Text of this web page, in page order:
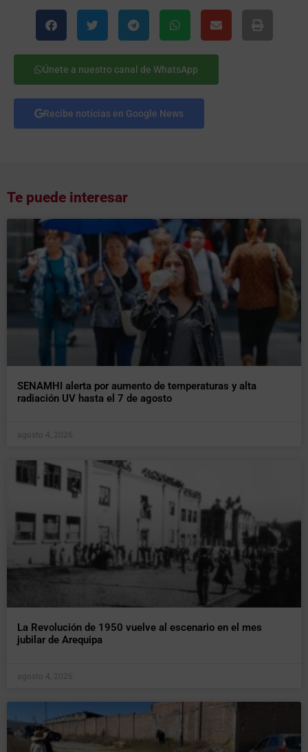
Únete a nuestro canal de WhatsApp
Recibe noticias en Google News
Te puede interesar
SENAMHI alerta por aumento de temperaturas y alta
radiación UV hasta el 7 de agosto
agosto 4, 2026
La Revolución de 1950 vuelve al escenario en el mes
jubilar de Arequipa
agosto 4, 2026